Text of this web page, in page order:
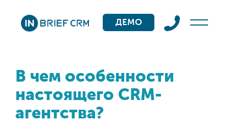
ДЕМО
В чем особенности
настоящего CRM-
агентства?